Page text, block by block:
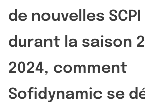
de nouvelles
durant la saison
2024, comment
Sofidynamic se